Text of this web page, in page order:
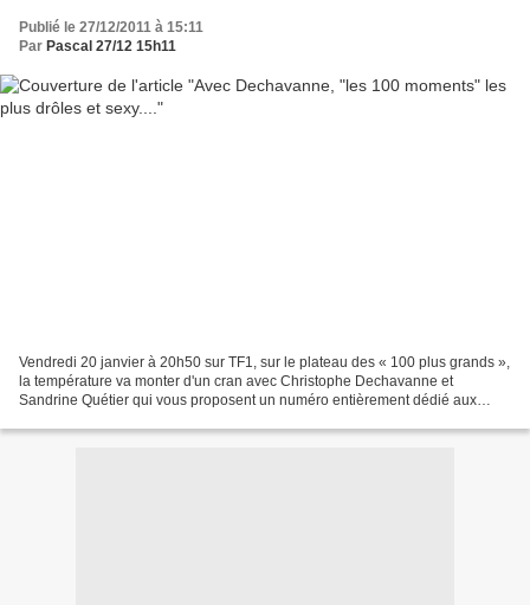
Publié le 27/12/2011 à 15:11
Par Pascal 27/12 15h11
Vendredi 20 janvier à 20h50 sur TF1, sur le plateau des « 100 plus grands »,
la température va monter d'un cran avec Christophe Dechavanne et
Sandrine Quétier qui vous proposent un numéro entièrement dédié aux